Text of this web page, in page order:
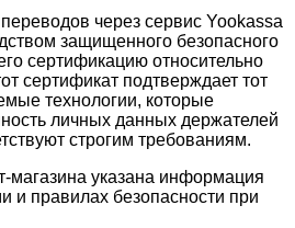
через сервис Yookassa
защищенного безопасного
сертификацию относительно
сертификат подтверждает тот
технологии, которые
личных данных держателей
строгим требованиям.
магазина указана информация
и правилах безопасности при